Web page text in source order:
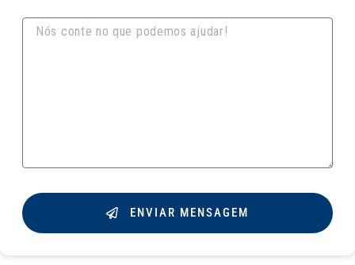
ENVIAR MENSAGEM